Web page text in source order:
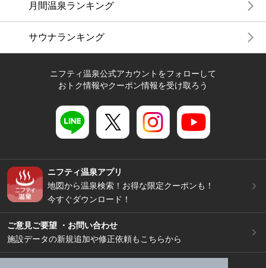
月間温泉ランキング
サウナランキング
ニフティ温泉公式アカウントをフォローして
おトク情報やクーポン情報を受け取ろう
ニフティ温泉アプリ
地図から温泉検索！お得な限定クーポンも！
今すぐダウンロード！
ご意見ご要望 ・お問い合わせ
施設データの新規追加や修正依頼もこちらから